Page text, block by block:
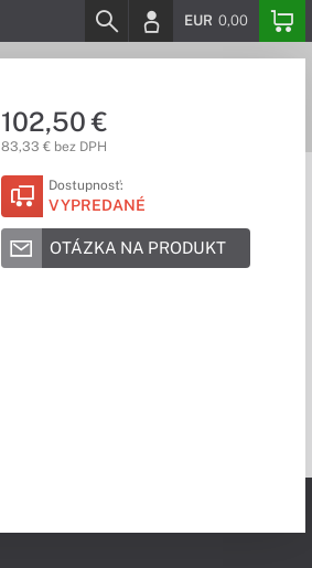
EUR 0,00
102,50 €
83,33 € bez DPH
Dostupnosť:
VYPREDANÉ
OTÁZKA NA PRODUKT